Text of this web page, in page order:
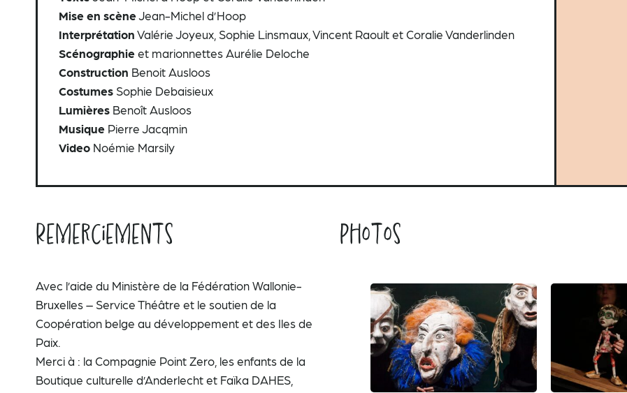
Mise en scèneJean-Michel d’Hoop
Interprétation Valérie Joyeux, Sophie Linsmaux, Vincent Raoult et Coralie Vanderlinden
Scénographie et marionnettes Aurélie Deloche
Construction Benoit Ausloos
Costumes Sophie Debaisieux
Lumières Benoît Ausloos
Musique Pierre Jacqmin
Video Noémie Marsily
Remerciements
Avec l’aide du Ministère de la Fédération Wallonie-
Bruxelles – Service Théâtre et le soutien de la
Coopération belge au développement et des Iles de
Paix.
Merci à : la Compagnie Point Zero, les enfants de la
Boutique culturelle d’Anderlecht et Faïka DAHES,
Photos